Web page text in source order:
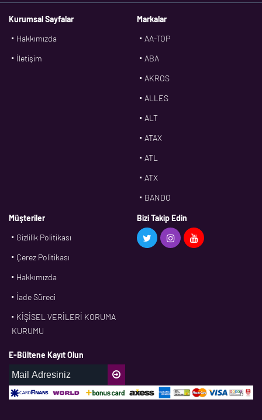
Kurumsal Sayfalar
Hakkımızda
İletişim
Markalar
AA-TOP
ABA
AKROS
ALLES
ALT
ATAX
ATL
ATX
BANDO
BMS
CDF
DPH
Müşteriler
Gizlilik Politikası
Çerez Politikası
Hakkımızda
İade Süreci
KİŞİSEL VERİLERİ KORUMA
KURUMU
Bizi Takip Edin
E-Bültene Kayıt Olun